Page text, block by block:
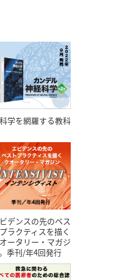
学を網羅する教科
デンスの先のベス
ラクティスを描く
ータリー・マガジ
季刊/年4回発行